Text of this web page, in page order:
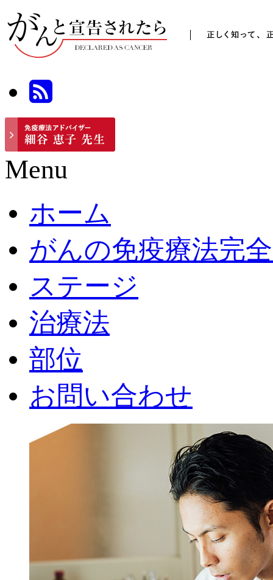
Menu
ホーム
がんの免疫療法完
ステージ
治療法
部位
お問い合わせ